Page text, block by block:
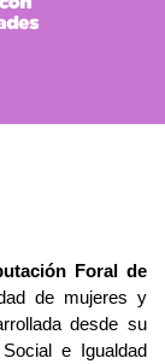
Foral de
de mujeres y
desde su
e Igualdad